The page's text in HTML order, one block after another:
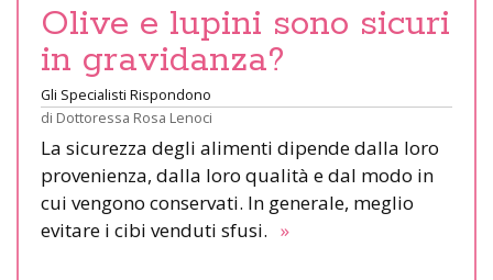
Olive e lupini sono sicuri
in gravidanza?
Gli Specialisti Rispondono
di Dottoressa Rosa Lenoci
La sicurezza degli alimenti dipende dalla loro
provenienza, dalla loro qualità e dal modo in
cui vengono conservati. In generale, meglio
evitare i cibi venduti sfusi. »